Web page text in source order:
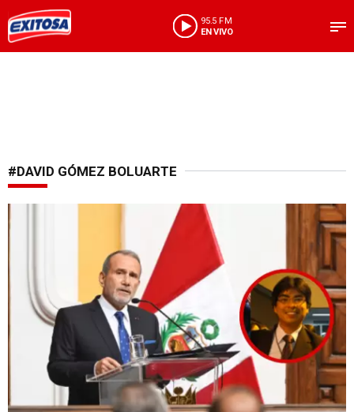
95.5 FM
EN VIVO
#DAVID GÓMEZ BOLUARTE